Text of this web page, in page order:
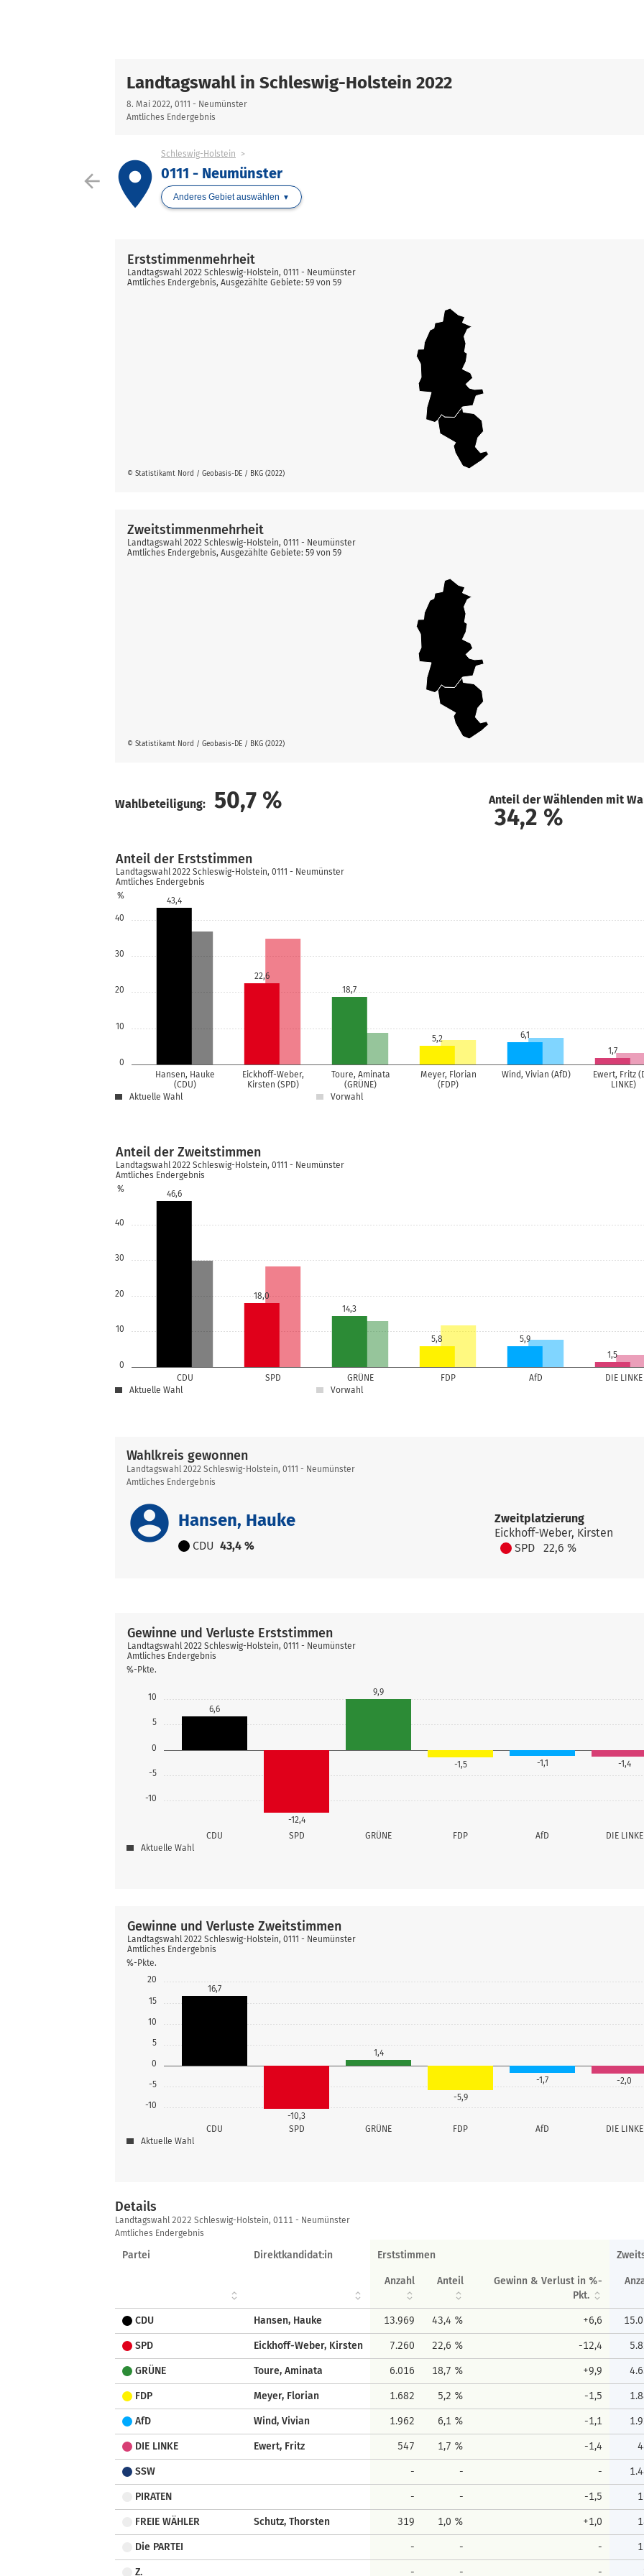
Landtagswahl in Schleswig-Holstein 2022
8. Mai 2022, 0111 - Neumünster
Amtliches Endergebnis
arrow_back place
Schleswig-Holstein
0111 - Neumünster
Anderes Gebiet auswählen
© Statistikamt Nord / Geobasis-DE / BKG (2022)
Erststimmenmehrheit
Landtagswahl 2022 Schleswig-Holstein, 0111 - Neumünster
Amtliches Endergebnis, Ausgezählte Gebiete: 59 von 59
© Statistikamt Nord / Geobasis-DE / BKG (2022)
Zweitstimmenmehrheit
Landtagswahl 2022 Schleswig-Holstein, 0111 - Neumünster
Amtliches Endergebnis, Ausgezählte Gebiete: 59 von 59
Wahlbeteiligung: 50,7 % Anteil der Wählenden mit
34,2 %
0
10
20
30
40
%
Hansen, Hauke
(CDU)
Eickhoff-Weber,
Kirsten (SPD)
Toure, Aminata
(GRÜNE)
Meyer, Florian
(FDP)
Wind, Vivian (AfD)
Ewert, Fritz
LINKE)
43,4
22,6
18,7
5,2
6,1
1,7
Anteil der Erststimmen
Landtagswahl 2022 Schleswig-Holstein, 0111 - Neumünster
Amtliches Endergebnis
Aktuelle Wahl Vorwahl
0
10
20
30
40
%
CDU SPD GRÜNE FDP AfD DIE LINKE
46,6
18,0
14,3
5,8
5,9
1,5
Anteil der Zweitstimmen
Landtagswahl 2022 Schleswig-Holstein, 0111 - Neumünster
Amtliches Endergebnis
Aktuelle Wahl Vorwahl
Wahlkreis gewonnen
Landtagswahl 2022 Schleswig-Holstein, 0111 - Neumünster
Amtliches Endergebnis
account_circle Hansen, Hauke
CDU 43,4 %
Zweitplatzierung
Eickhoff-Weber, Kirsten
SPD
22,6 %
-10
-5
0
5
10
%-Pkte.
CDU SPD GRÜNE FDP AfD DIE LINKE
6,6
-12,4
9,9
-1,5 -1,1 -1,4
Gewinne und Verluste Erststimmen
Landtagswahl 2022 Schleswig-Holstein, 0111 - Neumünster
Amtliches Endergebnis
Aktuelle Wahl
-10
-5
0
5
10
15
20
%-Pkte.
CDU SPD GRÜNE FDP AfD DIE LINKE
16,7
-10,3
1,4
-5,9
-1,7 -2,0
Gewinne und Verluste Zweitstimmen
Landtagswahl 2022 Schleswig-Holstein, 0111 - Neumünster
Amtliches Endergebnis
Aktuelle Wahl
Details
Details
Landtagswahl 2022 Schleswig-Holstein, 0111 - Neumünster
Amtliches Endergebnis
Partei Direktkandidat:in Erststimmen
Anzahl Anteil
Gewinn & Verlust in %-
Pkt.
CDU Hansen, Hauke 13.969 43,4 % +6,6
SPD Eickhoff-Weber, Kirsten 7.260 22,6 % -12,4
GRÜNE Toure, Aminata 6.016 18,7 % +9,9
FDP Meyer, Florian 1.682 5,2 % -1,5
AfD Wind, Vivian 1.962 6,1 % -1,1
DIE LINKE Ewert, Fritz 547 1,7 % -1,4
SSW - - -
PIRATEN - - -1,5
FREIE WÄHLER Schutz, Thorsten 319 1,0 % +1,0
Die PARTEI - - -
Z. - - -